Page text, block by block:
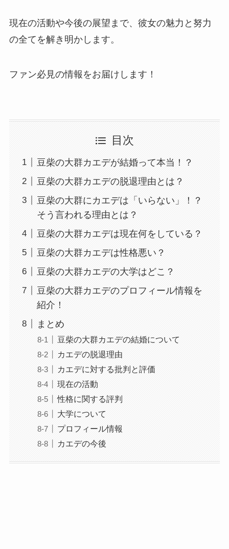
現在の活動や今後の展望まで、彼女の魅力と努力
の全てを解き明かします。
ファン必見の情報をお届けします！
目次
豆柴の大群カエデが結婚って本当！？
豆柴の大群カエデの脱退理由とは？
豆柴の大群にカエデは「いらない」！？
そう言われる理由とは？
豆柴の大群カエデは現在何をしている？
豆柴の大群カエデは性格悪い？
豆柴の大群カエデの大学はどこ？
豆柴の大群カエデのプロフィール情報を
紹介！
まとめ
豆柴の大群カエデの結婚について
カエデの脱退理由
カエデに対する批判と評価
現在の活動
性格に関する評判
大学について
プロフィール情報
カエデの今後